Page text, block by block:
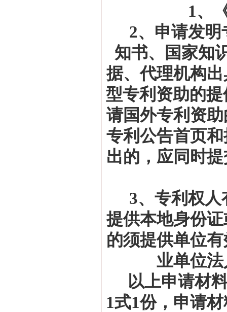
1、
2、申请发
知书、国家知
据、代理机构
型专利资助的
请国外专利资
专利公告首页
出的，应同时
3、专利权
提供本地身份
的须提供单位
业单位
以上申请材
1式1份，申请